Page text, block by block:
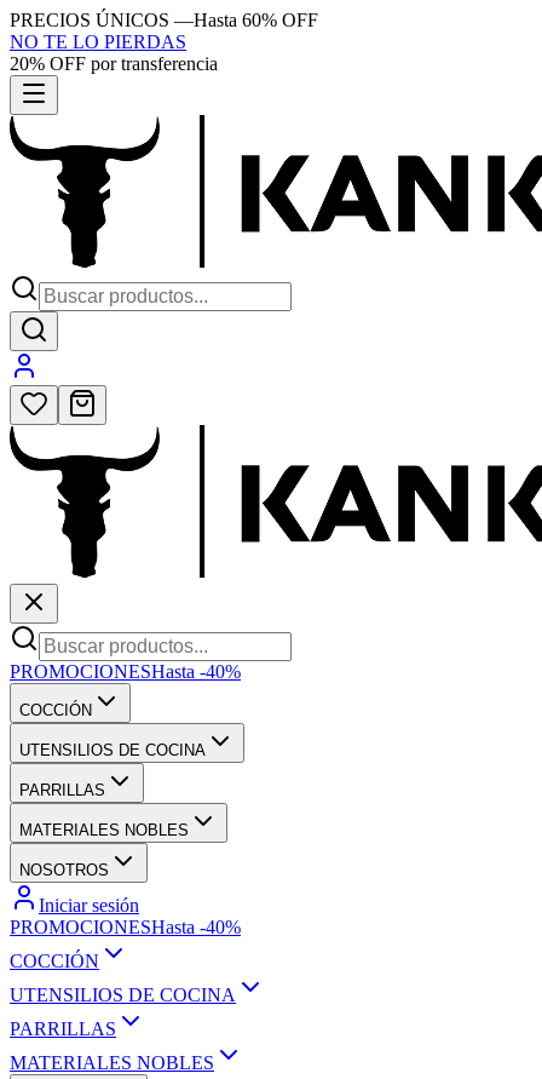
PRECIOS ÚNICOS —Hasta 60% OFF
NO TE LO PIERDAS
20% OFF por transferencia
PROMOCIONESHasta -40%
COCCIÓN
UTENSILIOS DE COCINA
PARRILLAS
MATERIALES NOBLES
NOSOTROS
Iniciar sesión
PROMOCIONESHasta -40%
COCCIÓN
UTENSILIOS DE COCINA
PARRILLAS
MATERIALES NOBLES